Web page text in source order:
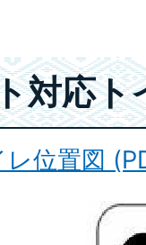
対応ト
位置図